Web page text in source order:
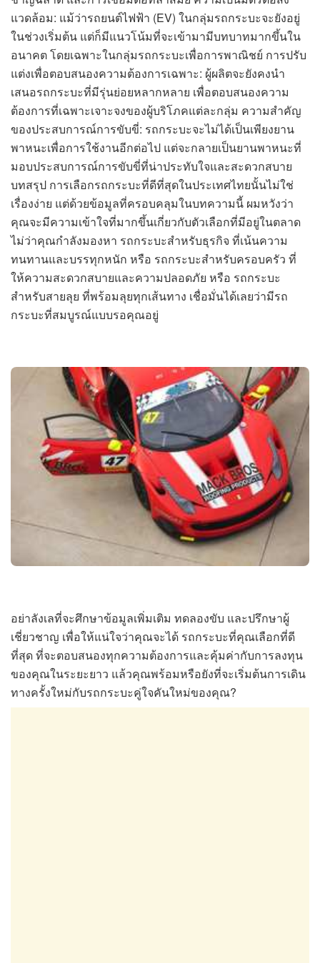
แวดล้อม: แม้ว่ารถยนต์ไฟฟ้า (EV) ในกลุ่มรถกระบะจะยังอยู่
ในช่วงเริ่มต้น แต่ก็มีแนวโน้มที่จะเข้ามามีบทบาทมากขึ้นใน
อนาคต โดยเฉพาะในกลุ่มรถกระบะเพื่อการพาณิชย์ การปรับ
แต่งเพื่อตอบสนองความต้องการเฉพาะ: ผู้ผลิตจะยังคงนำ
เสนอรถกระบะที่มีรุ่นย่อยหลากหลาย เพื่อตอบสนองความ
ต้องการที่เฉพาะเจาะจงของผู้บริโภคแต่ละกลุ่ม ความสำคัญ
ของประสบการณ์การขับขี่: รถกระบะจะไม่ได้เป็นเพียงยาน
พาหนะเพื่อการใช้งานอีกต่อไป แต่จะกลายเป็นยานพาหนะที่
มอบประสบการณ์การขับขี่ที่น่าประทับใจและสะดวกสบาย
บทสรุป การเลือกรถกระบะที่ดีที่สุดในประเทศไทยนั้นไม่ใช่
เรื่องง่าย แต่ด้วยข้อมูลที่ครอบคลุมในบทความนี้ ผมหวังว่า
คุณจะมีความเข้าใจที่มากขึ้นเกี่ยวกับตัวเลือกที่มีอยู่ในตลาด
ไม่ว่าคุณกำลังมองหา รถกระบะสำหรับธุรกิจ ที่เน้นความ
ทนทานและบรรทุกหนัก หรือ รถกระบะสำหรับครอบครัว ที่
ให้ความสะดวกสบายและความปลอดภัย หรือ รถกระบะ
สำหรับสายลุย ที่พร้อมลุยทุกเส้นทาง เชื่อมั่นได้เลยว่ามีรถ
กระบะที่สมบูรณ์แบบรอคุณอยู่
อย่าลังเลที่จะศึกษาข้อมูลเพิ่มเติม ทดลองขับ และปรึกษาผู้
เชี่ยวชาญ เพื่อให้แน่ใจว่าคุณจะได้ รถกระบะที่คุณเลือกที่ดี
ที่สุด ที่จะตอบสนองทุกความต้องการและคุ้มค่ากับการลงทุน
ของคุณในระยะยาว แล้วคุณพร้อมหรือยังที่จะเริ่มต้นการเดิน
ทางครั้งใหม่กับรถกระบะคู่ใจคันใหม่ของคุณ?